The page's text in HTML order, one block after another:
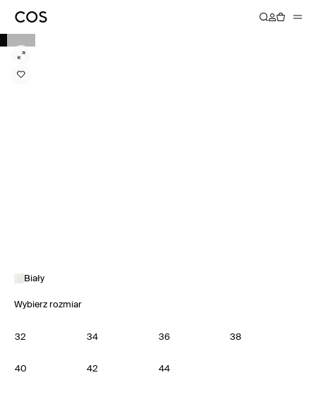
Biały
Wybierz rozmiar
32 34 36 38
40 42 44